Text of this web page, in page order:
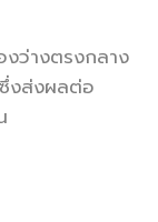
งว่างตรงกลาง
งส่งผลต่อ